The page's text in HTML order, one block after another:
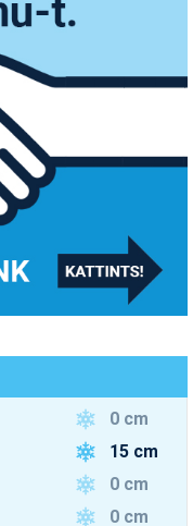
0 cm
15 cm
0 cm
0 cm